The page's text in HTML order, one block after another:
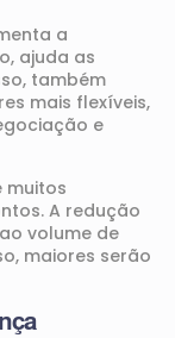
a
ajuda as
também
mais flexíveis,
e
muitos
A redução
volume de
maiores serão